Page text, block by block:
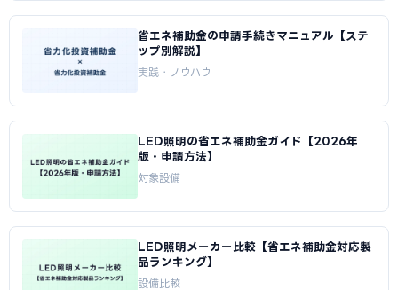
省エネ補助金の申請手続きマニュアル【ステ
ップ別解説】
実践・ノウハウ
LED照明の省エネ補助金ガイド【2026年
版・申請方法】
対象設備
LED照明メーカー比較【省エネ補助金対応製
品ランキング】
設備比較